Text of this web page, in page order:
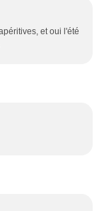
et oui l'été